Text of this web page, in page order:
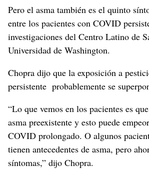
Pero el asma también es el quinto
entre los pacientes con COVID
investigaciones del Centro Latino de
Universidad de Washington.
Chopra dijo que la exposición a
persistente probablemente se
“Lo que vemos en los pacientes es
asma preexistente y esto puede
COVID prolongado. O algunos
tienen antecedentes de asma, pero
síntomas,” dijo Chopra.